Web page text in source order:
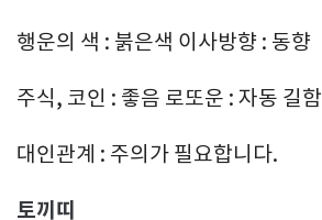
행운의 색 : 붉은색 이사방향 : 동향
주식, 코인 : 좋음 로또운 : 자동 길함
대인관계 : 주의가 필요합니다.
토끼띠